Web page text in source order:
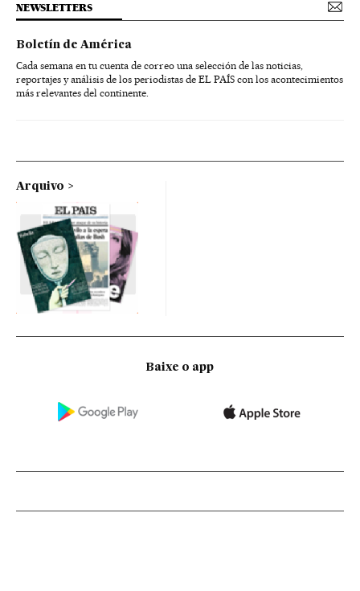
NEWSLETTERS
Boletín de América
Cada semana en tu cuenta de correo una selección de las noticias,
reportajes y análisis de los periodistas de EL PAÍS con los acontecimientos
más relevantes del continente.
Arquivo
Baixe o app